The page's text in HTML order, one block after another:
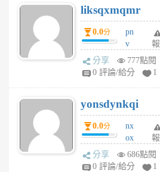
6
個
月
前
liksqxmqmr
0.0分
pn
v
wt
sv
6
個
月
前
報
分享
777點閱
0 評論/給分
1
yonsdynkqi
0.0分
nx
ox
rh
pe
報
分享
686點閱
0 評論/給分
1